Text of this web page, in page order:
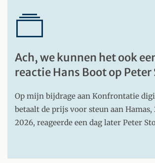
Ach, we kunnen het ook
reactie Hans Boot op Peter
Op mijn bijdrage aan Konfrontatie
betaalt de prijs voor steun aan Hamas,
2026, reageerde een dag later Peter